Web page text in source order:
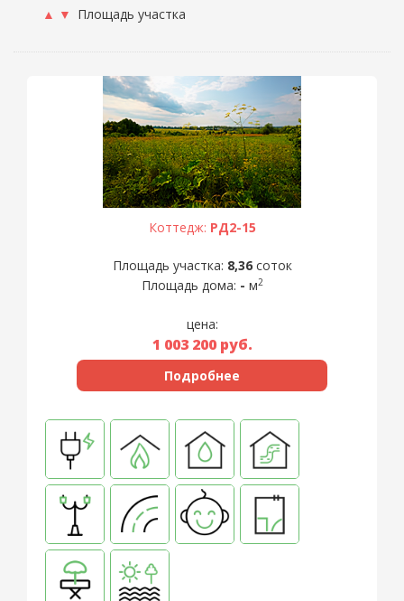
Площадь участка
▲ ▼
Коттедж: РД2-15
Площадь участка: 8,36соток
Площадь дома: - м2
цена:
1 003 200руб.
Подробнее